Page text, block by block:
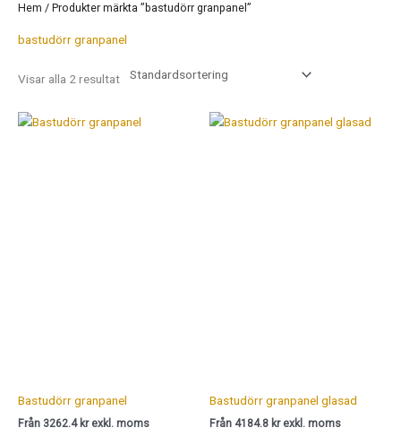
Hem / Produkter märkta ”bastudörr granpanel”
bastudörr granpanel
Visar alla 2 resultat
Bastudörr granpanel
Från 3262.4 kr exkl. moms
Bastudörr granpanel glasad
Från 4184.8 kr exkl. moms